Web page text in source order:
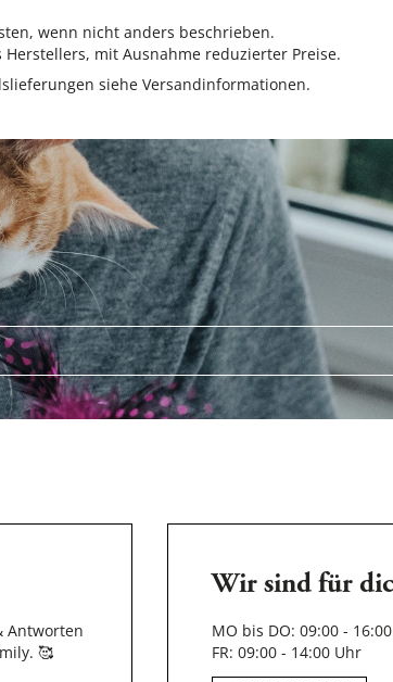
wenn nicht anders beschrieben.
mit Ausnahme reduzierter Preise.
siehe Versandinformationen.
Antworten
🥰
Wir sind für
MO bis DO: 09:00 -
FR: 09:00 - 14:00 Uhr